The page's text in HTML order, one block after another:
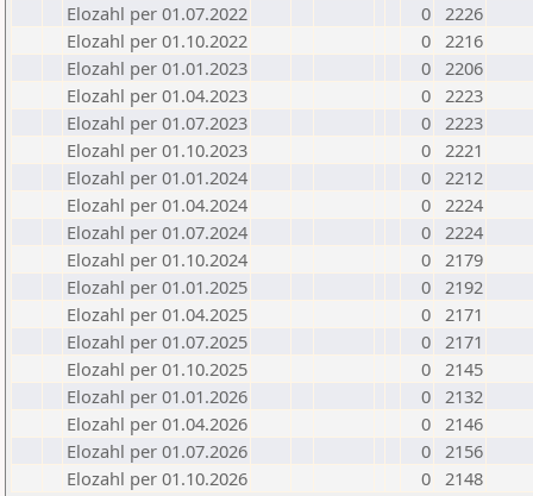
Elozahl per 01.07.2022
0 2226
Elozahl per 01.10.2022
0 2216
Elozahl per 01.01.2023
0 2206
Elozahl per 01.04.2023
0 2223
Elozahl per 01.07.2023
0 2223
Elozahl per 01.10.2023
0 2221
Elozahl per 01.01.2024
0 2212
Elozahl per 01.04.2024
0 2224
Elozahl per 01.07.2024
0 2224
Elozahl per 01.10.2024
0 2179
Elozahl per 01.01.2025
0 2192
Elozahl per 01.04.2025
0 2171
Elozahl per 01.07.2025
0 2171
Elozahl per 01.10.2025
0 2145
Elozahl per 01.01.2026
0 2132
Elozahl per 01.04.2026
0 2146
Elozahl per 01.07.2026
0 2156
Elozahl per 01.10.2026
0 2148